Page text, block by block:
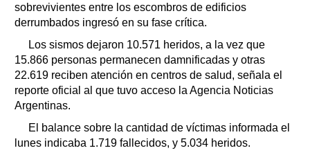
sobrevivientes entre los escombros de edificios
derrumbados ingresó en su fase crítica.
Los sismos dejaron 10.571 heridos, a la vez que
15.866 personas permanecen damnificadas y otras
22.619 reciben atención en centros de salud, señala el
reporte oficial al que tuvo acceso la Agencia Noticias
Argentinas.
El balance sobre la cantidad de víctimas informada el
lunes indicaba 1.719 fallecidos, y 5.034 heridos.